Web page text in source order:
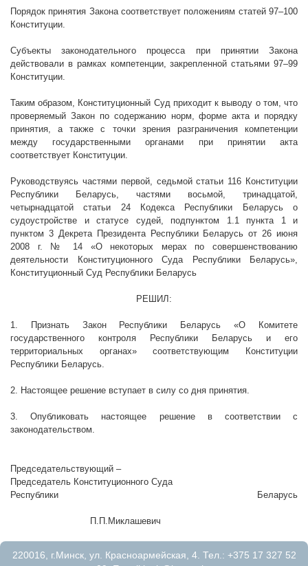
Порядок принятия Закона соответствует положениям статей 97–100
Конституции.
Субъекты законодательного процесса при принятии Закона
действовали в рамках компетенции, закрепленной статьями 97–99
Конституции.
Таким образом, Конституционный Суд приходит к выводу о том, что
проверяемый Закон по содержанию норм, форме акта и порядку
принятия, а также с точки зрения разграничения компетенции
между государственными органами при принятии акта
соответствует Конституции.
Руководствуясь частями первой, седьмой статьи 116 Конституции
Республики Беларусь, частями восьмой, тринадцатой,
четырнадцатой статьи 24 Кодекса Республики Беларусь о
судоустройстве и статусе судей, подпунктом 1.1 пункта 1 и
пунктом 3 Декрета Президента Республики Беларусь от 26 июня
2008 г. № 14 «О некоторых мерах по совершенствованию
деятельности Конституционного Суда Республики Беларусь»,
Конституционный Суд Республики Беларусь
РЕШИЛ:
1. Признать Закон Республики Беларусь «О Комитете
государственного контроля Республики Беларусь и его
территориальных органах» соответствующим Конституции
Республики Беларусь.
2. Настоящее решение вступает в силу со дня принятия.
3. Опубликовать настоящее решение в соответствии с
законодательством.
Председательствующий –
Председатель Конституционного Суда
Республики Беларусь
П.П.Миклашевич
220016, г.Минск, ул. Красноармейская, 4. Тел.: +375 17 327 52